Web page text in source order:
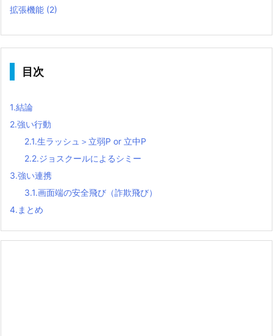
拡張機能 (2)
目次
1.結論
2.強い行動
2.1.生ラッシュ＞立弱P or 立中P
2.2.ジョスクールによるシミー
3.強い連携
3.1.画面端の安全飛び（詐欺飛び）
4. まとめ